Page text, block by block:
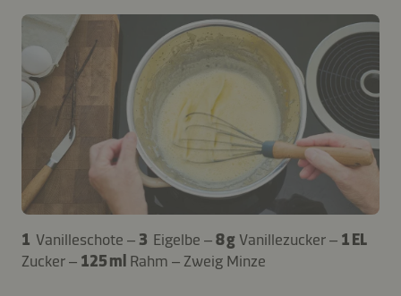
1 Vanilleschote – 3 Eigelbe –8 g Vanillezucker – 1 EL
Zucker – 125 ml Rahm – Zweig Minze